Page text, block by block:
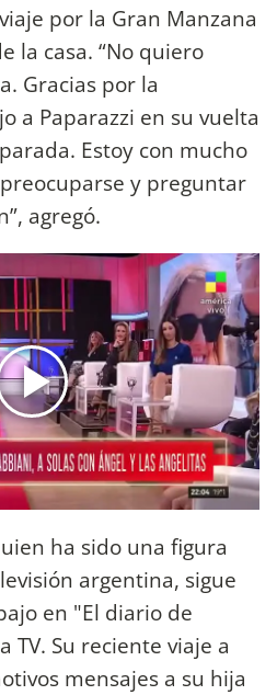
por la Gran Manzana
la casa. “No quiero
Gracias por la
a Paparazzi en su vuelta
Estoy con mucho
y preguntar
agregó.
ha sido una figura
argentina, sigue
en "El diario de
TV. Su reciente viaje a
mensajes a su hija